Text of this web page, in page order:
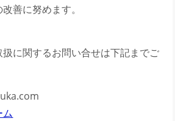
善に努めます。
に関するお問い合せは下記までご
ム